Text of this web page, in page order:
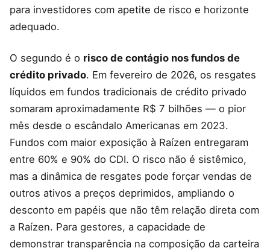
para investidores com apetite de risco e horizonte
adequado.
O segundo é o risco de contágio nos fundos de
crédito privado. Em fevereiro de 2026, os resgates
líquidos em fundos tradicionais de crédito privado
somaram aproximadamente R$ 7 bilhões — o pior
mês desde o escândalo Americanas em 2023.
Fundos com maior exposição à Raízen entregaram
entre 60% e 90% do CDI. O risco não é sistêmico,
mas a dinâmica de resgates pode forçar vendas de
outros ativos a preços deprimidos, ampliando o
desconto em papéis que não têm relação direta com
a Raízen. Para gestores, a capacidade de
demonstrar transparência na composição da carteira